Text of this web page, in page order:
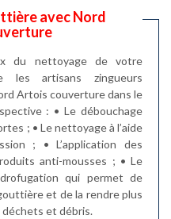
avec Nord
du nettoyage de votre
artisans zingueurs
Artois couverture dans le
: • Le débouchage
; • Le nettoyage à l’aide
; • L’application des
anti-mousses ; • Le
qui permet de
et de la rendre plus
déchets et débris.